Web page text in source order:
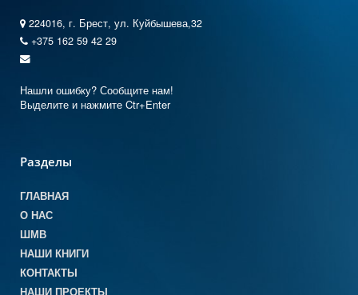
224016, г. Брест, ул. Куйбышева,32
+375 162 59 42 29
Нашли ошибку? Сообщите нам!
Выделите и нажмите Ctr+Enter
Разделы
ГЛАВНАЯ
О НАС
ШМВ
НАШИ КНИГИ
КОНТАКТЫ
НАШИ ПРОЕКТЫ